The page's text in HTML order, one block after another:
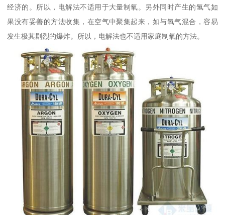
经济的。所以，电解法不适用于大量制氧。另外同时产生的氢气如
果没有妥善的方法收集，在空气中聚集起来，如与氧气混合，容易
发生极其剧烈的爆炸。所以，电解法也不适用家庭制氧的方法。